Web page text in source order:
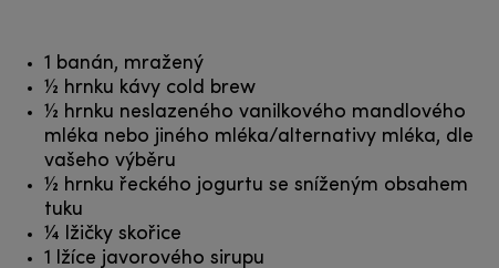
1 banán, mražený
½ hrnku kávy cold brew
½ hrnku neslazeného vanilkového mandlového
mléka nebo jiného mléka/alternativy mléka, dle
vašeho výběru
½ hrnku řeckého jogurtu se sníženým obsahem
tuku
¼ lžičky skořice
1 lžíce javorového sirupu